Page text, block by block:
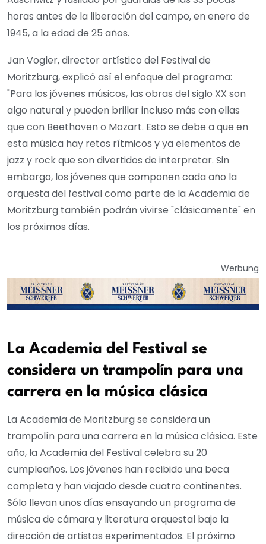
horas antes de la liberación del campo, en enero de
1945, a la edad de 25 años.
Jan Vogler, director artístico del Festival de
Moritzburg, explicó así el enfoque del programa:
"Para los jóvenes músicos, las obras del siglo XX son
algo natural y pueden brillar incluso más con ellas
que con Beethoven o Mozart. Esto se debe a que en
esta música hay retos rítmicos y ya elementos de
jazz y rock que son divertidos de interpretar. Sin
embargo, los jóvenes que componen cada año la
orquesta del festival como parte de la Academia de
Moritzburg también podrán vivirse "clásicamente" en
los próximos días.
Werbung
La Academia del Festival se
considera un trampolín para una
carrera en la música clásica
La Academia de Moritzburg se considera un
trampolín para una carrera en la música clásica. Este
año, la Academia del Festival celebra su 20
cumpleaños. Los jóvenes han recibido una beca
completa y han viajado desde cuatro continentes.
Sólo llevan unos días ensayando un programa de
música de cámara y literatura orquestal bajo la
dirección de artistas experimentados. El próximo